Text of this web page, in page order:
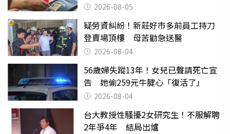
2026-08-05
疑勞資糾紛！新莊好市多前員工持刀
登賣場頂樓 母苦勸急送醫
2026-08-04
56歲婦失蹤13年！女兒已聲請死亡宣
告 她偷259元牛腱心「復活了」
2026-08-04
台大教授性騷擾2女研究生！不服解聘
2年爭4年 結局出爐